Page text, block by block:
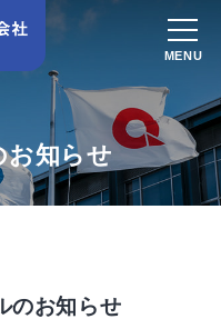
お知らせ
のお知らせ